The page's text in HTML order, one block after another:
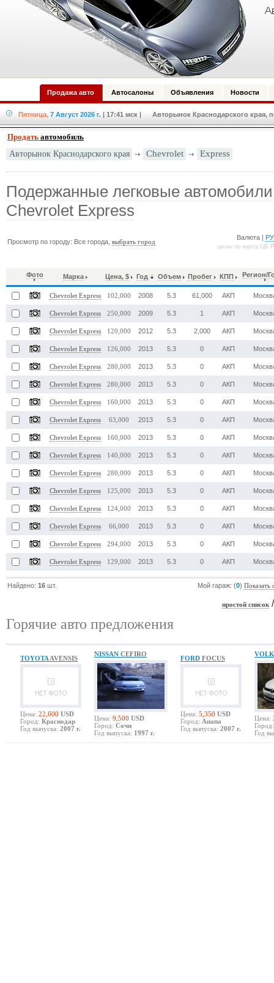
Продажа авто Автосалоны Объявления Новости
Пятница, 7 Август 2026 г. | 17:41 мск | Авторынок Краснодарского края,
Продать автомобиль
Авторынок Краснодарского края Chevrolet Express
Подержанные легковые автомобили
Chevrolet Express
Просмотр по городу: Все города,выбрать город
Валюта |
цены по курсу ЦБ
Фото Марка Цена, $ Год Объем Пробег КПП Регион/
Chevrolet Express 102,000 2008 5.3 61,000 АКП
Chevrolet Express 250,000 2009 5.3 1 АКП
Chevrolet Express 120,000 2012 5.3 2,000 АКП
Chevrolet Express 126,000 2013 5.3 0 АКП
Chevrolet Express 280,000 2013 5.3 0 АКП
Chevrolet Express 280,000 2013 5.3 0 АКП
Chevrolet Express 160,000 2013 5.3 0 АКП
Chevrolet Express 63,000 2013 5.3 0 АКП
Chevrolet Express 160,000 2013 5.3 0 АКП
Chevrolet Express 140,000 2013 5.3 0 АКП
Chevrolet Express 280,000 2013 5.3 0 АКП
Chevrolet Express 125,000 2013 5.3 0 АКП
Chevrolet Express 124,000 2013 5.3 0 АКП
Chevrolet Express 66,000 2013 5.3 0 АКП
Chevrolet Express 294,000 2013 5.3 0 АКП
Chevrolet Express 129,000 2013 5.3 0 АКП
Найдено:16 шт. Мой гараж: (0)Показать
простой список
Горячие авто предложения
TOYOTA AVENSIS
Цена: 22,600 USD
Город: Краснодар
Год выпуска: 2007 г.
NISSAN CEFIRO
Цена: 9,500 USD
Город: Сочи
Год выпуска: 1997 г.
FORD FOCUS
Цена: 5,350 USD
Город: Анапа
Год выпуска: 2007 г.
Цена:
Город:
Год